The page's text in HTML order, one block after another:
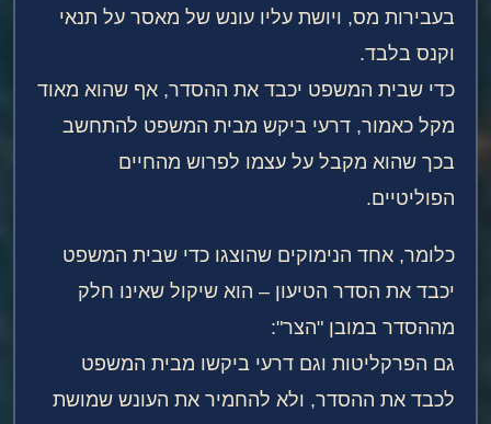
בעבירות מס, ויושת עליו עונש של מאסר על תנאי
וקנס בלבד.
כדי שבית המשפט יכבד את ההסדר, אף שהוא מאוד
מקל כאמור, דרעי ביקש מבית המשפט להתחשב
בכך שהוא מקבל על עצמו לפרוש מהחיים
הפוליטיים.
כלומר, אחד הנימוקים שהוצגו כדי שבית המשפט
יכבד את הסדר הטיעון – הוא שיקול שאינו חלק
מההסדר במובן "הצר":
גם הפרקליטות וגם דרעי ביקשו מבית המשפט
לכבד את ההסדר, ולא להחמיר את העונש שמושת